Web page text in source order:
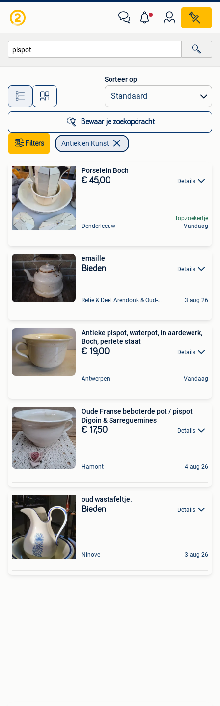
Alle afstanden…
Sorteer op
Bewaar je zoekopdracht
Filters Antiek en Kunst
Porselein Boch
€ 45,00 Details
Denderleeuw
Topzoekertje
Vandaag
emaille
Bieden Details
Retie & Deel Arendonk & Oud-Turnhout 3 aug 26
Antieke pispot, waterpot, in aardewerk,
Boch, perfete staat
€ 19,00 Details
Antwerpen Vandaag
Oude Franse beboterde pot / pispot
Digoin & Sarreguemines
€ 17,50 Details
Hamont 4 aug 26
oud wastafeltje.
Bieden Details
Ninove 3 aug 26